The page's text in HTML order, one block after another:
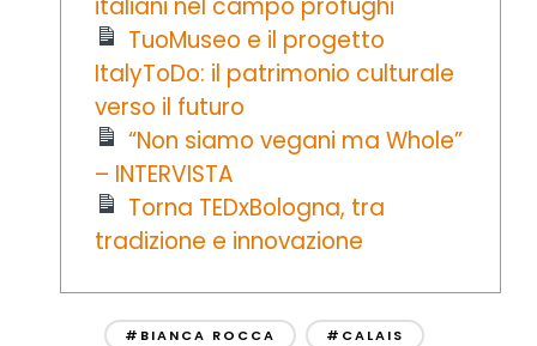
italiani nel campo profughi
TuoMuseo e il progetto
ItalyToDo: il patrimonio culturale
verso il futuro
“Non siamo vegani ma Whole”
– INTERVISTA
Torna TEDxBologna, tra
tradizione e innovazione
#BIANCA ROCCA #CALAIS